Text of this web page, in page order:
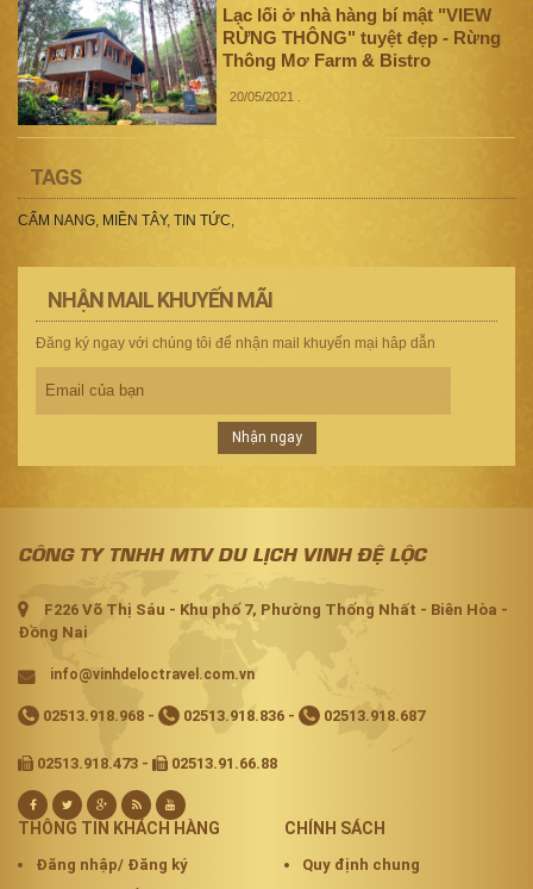
Lạc lối ở nhà hàng bí mật "VIEW
RỪNG THÔNG" tuyệt đẹp - Rừng
Thông Mơ Farm & Bistro
20/05/2021
TAGS
CẨM NANG, MIỀN TÂY, TIN TỨC,
NHẬN MAIL KHUYẾN MÃI
Đăng ký ngay với chúng tôi để nhận mail khuyến mại hâp dẫn
Nhận ngay
CÔNG TY TNHH MTV DU LỊCH VINH ĐỆ LỘC
F226 Võ Thị Sáu - Khu phố 7, Phường Thống Nhất - Biên Hòa -
Đồng Nai
info@vinhdeloctravel.com.vn
02513.918.968 - 02513.918.836 - 02513.918.687
02513.918.473 - 02513.91.66.88
THÔNG TIN KHÁCH HÀNG
Đăng nhập/ Đăng ký
CHÍNH SÁCH
Quy định chung